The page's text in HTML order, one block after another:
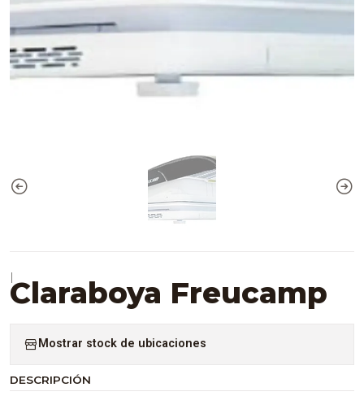
|Claraboya Freucamp
Mostrar stock de ubicaciones
DESCRIPCIÓN